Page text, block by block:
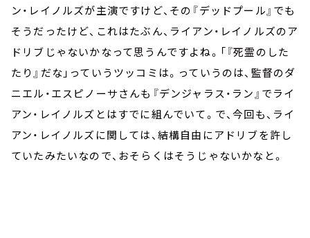
ン・レイノルズが主演ですけど、その『デッドプール』でも
そうだったけど、これはたぶん、ライアン・レイノルズのア
ドリブじゃないかなって思うんですよね。「『死霊のした
たり』だな」っていうツッコミは。っていうのは、監督のダ
ニエル・エスピノーサさんも『デンジャラス・ラン』でライ
アン・レイノルズとはすでに組んでいて。で、今回も、ライ
アン・レイノルズに関しては、結構自由にアドリブを許し
ていたみたいなので、おそらくはそうじゃないかなと。